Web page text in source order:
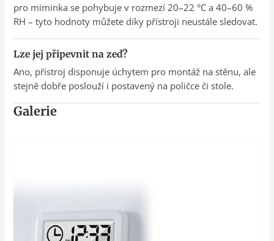
pro miminka se pohybuje v rozmezí 20–22 °C a 40–60 %
RH – tyto hodnoty můžete díky přístroji neustále sledovat.
Lze jej připevnit na zeď?
Ano, přístroj disponuje úchytem pro montáž na stěnu, ale
stejně dobře poslouží i postavený na poličce či stole.
Galerie